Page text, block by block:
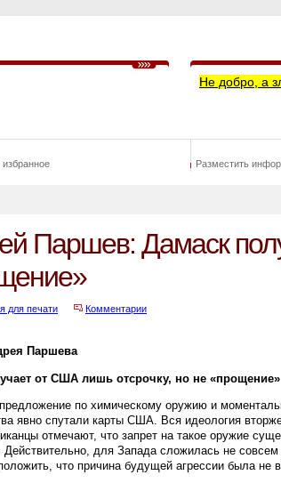
Не добро, а
избранное Разместить
Паршев: Дамаск
для печати Комментарии
Паршева
от США лишь отсрочку, но не «прощение»
по химическому оружию и
явно спутали карты США. Вся идеология
отмечают, что запрет на такое оружие
Действительно, для Запада сложилась не
что причина будущей агрессии была не